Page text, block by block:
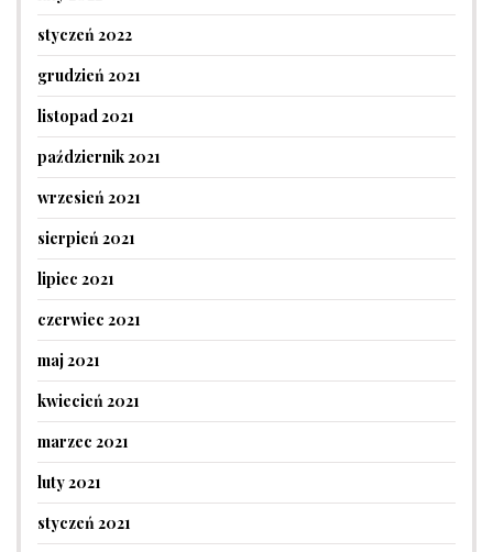
styczeń 2022
grudzień 2021
listopad 2021
październik 2021
wrzesień 2021
sierpień 2021
lipiec 2021
czerwiec 2021
maj 2021
kwiecień 2021
marzec 2021
luty 2021
styczeń 2021